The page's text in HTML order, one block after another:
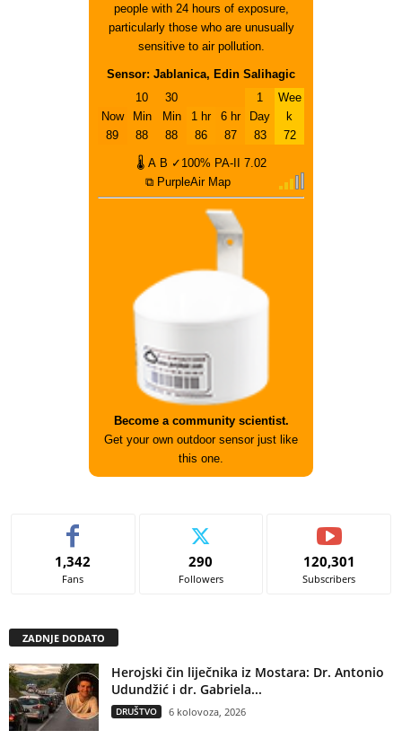
people with 24 hours of exposure,
particularly those who are unusually
sensitive to air pollution.
Sensor: Jablanica, Edin Salihagic
Now
89
10
Min
88
30
Min
88
1 hr
86
6 hr
87
1
Day
83
Wee
k
72
🌡 A B ✓100% PA-II 7.02
⧉ PurpleAir Map
Become a community scientist.
Get your own outdoor sensor just like
this one.
1,342
Fans
290
Followers
120,301
Subscribers
ZADNJE DODATO
Herojski čin liječnika iz Mostara: Dr. Antonio
Udundžić i dr. Gabriela...
DRUŠTVO 6 kolovoza, 2026